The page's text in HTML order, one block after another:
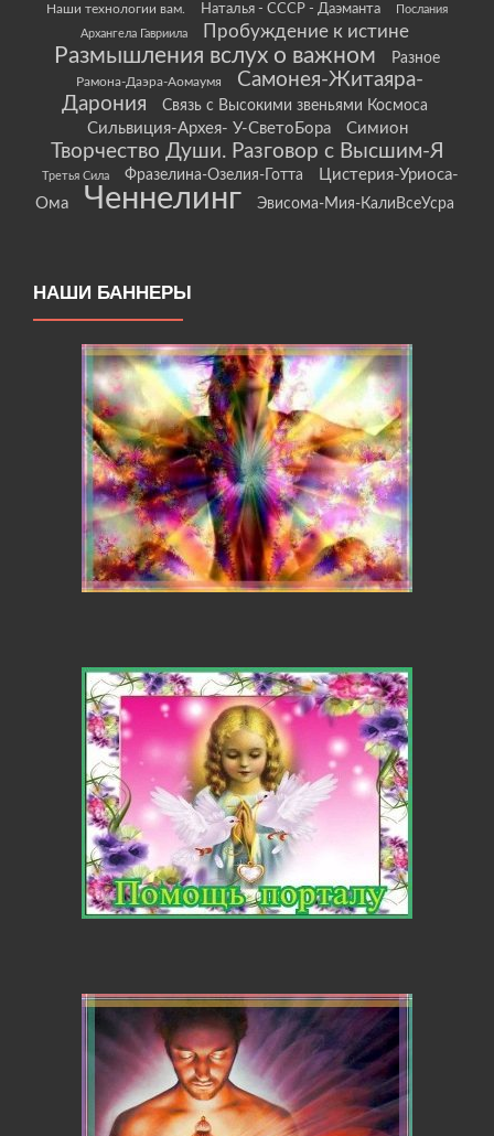
Наши технологии вам.
Наталья - СССР - Даэманта
Послания
Архангела Гавриила
Пробуждение к истине
Размышления вслух о важном Разное
Рамона-Даэра-Аомаумя
Самонея-Житаяра-
Дарония
Связь с Высокими звеньями Космоса
Сильвиция-Архея- У-СветоБора Симион
Творчество Души. Разговор с Высшим-Я
Третья Сила Фразелина-Озелия-Готта
Цистерия-Уриоса-
Ома
Ченнелинг Эвисома-Мия-КалиВсеУсра
НАШИ БАННЕРЫ